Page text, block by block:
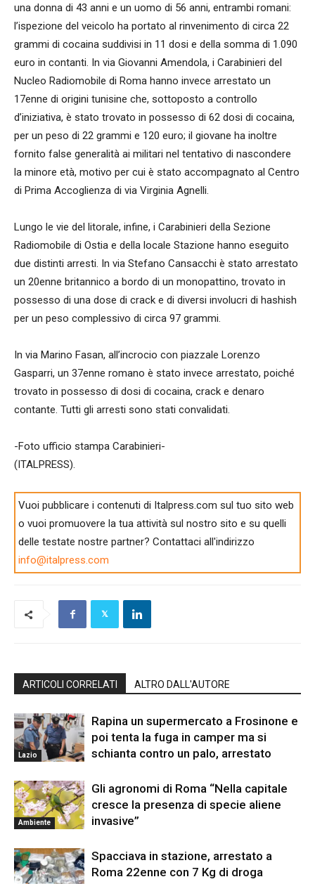
una donna di 43 anni e un uomo di 56 anni, entrambi romani:
l’ispezione del veicolo ha portato al rinvenimento di circa 22
grammi di cocaina suddivisi in 11 dosi e della somma di 1.090
euro in contanti. In via Giovanni Amendola, i Carabinieri del
Nucleo Radiomobile di Roma hanno invece arrestato un
17enne di origini tunisine che, sottoposto a controllo
d’iniziativa, è stato trovato in possesso di 62 dosi di cocaina,
per un peso di 22 grammi e 120 euro; il giovane ha inoltre
fornito false generalità ai militari nel tentativo di nascondere
la minore età, motivo per cui è stato accompagnato al Centro
di Prima Accoglienza di via Virginia Agnelli.
Lungo le vie del litorale, infine, i Carabinieri della Sezione
Radiomobile di Ostia e della locale Stazione hanno eseguito
due distinti arresti. In via Stefano Cansacchi è stato arrestato
un 20enne britannico a bordo di un monopattino, trovato in
possesso di una dose di crack e di diversi involucri di hashish
per un peso complessivo di circa 97 grammi.
In via Marino Fasan, all’incrocio con piazzale Lorenzo
Gasparri, un 37enne romano è stato invece arrestato, poiché
trovato in possesso di dosi di cocaina, crack e denaro
contante. Tutti gli arresti sono stati convalidati.
-Foto ufficio stampa Carabinieri-
(ITALPRESS).
Vuoi pubblicare i contenuti di Italpress.com sul tuo sito web
o vuoi promuovere la tua attività sul nostro sito e su quelli
delle testate nostre partner? Contattaci all'indirizzo
info@italpress.com
ARTICOLI CORRELATI ALTRO DALL'AUTORE
Lazio
Rapina un supermercato a Frosinone e
poi tenta la fuga in camper ma si
schianta contro un palo, arrestato
Ambiente
Gli agronomi di Roma “Nella capitale
cresce la presenza di specie aliene
invasive”
Spacciava in stazione, arrestato a
Roma 22enne con 7 Kg di droga